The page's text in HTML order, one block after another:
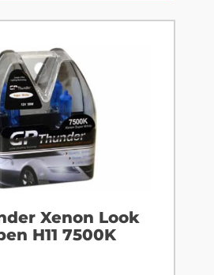
Xenon Look
H11 7500K